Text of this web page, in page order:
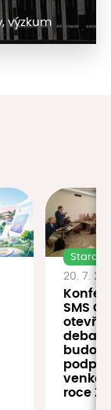
výzkum
20. 7.
SMS ČR
debatu
roce